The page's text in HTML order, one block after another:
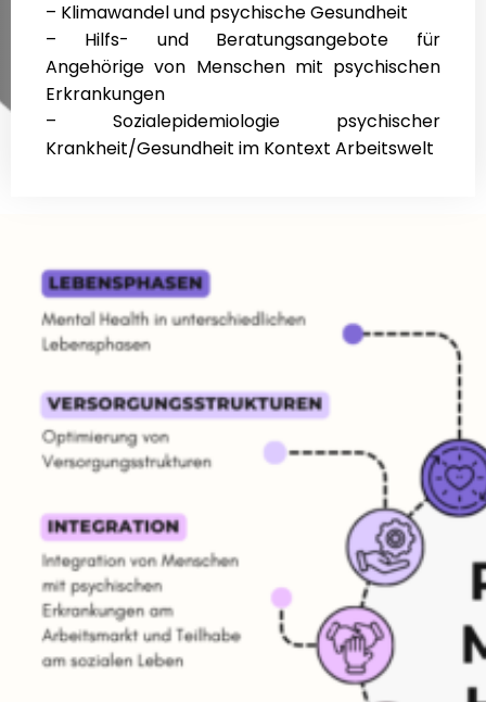
– Klimawandel und psychische Gesundheit
– Hilfs- und Beratungsangebote für
Angehörige von Menschen mit psychischen
Erkrankungen
– Sozialepidemiologie psychischer
Krankheit/Gesundheit im Kontext Arbeitswelt